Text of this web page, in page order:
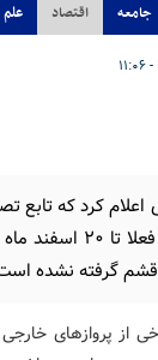
جامعه اقتصاد
کرد که تابع
بهداشت، درمان و آموزش
قشم گرفته نشده
از پروازهای